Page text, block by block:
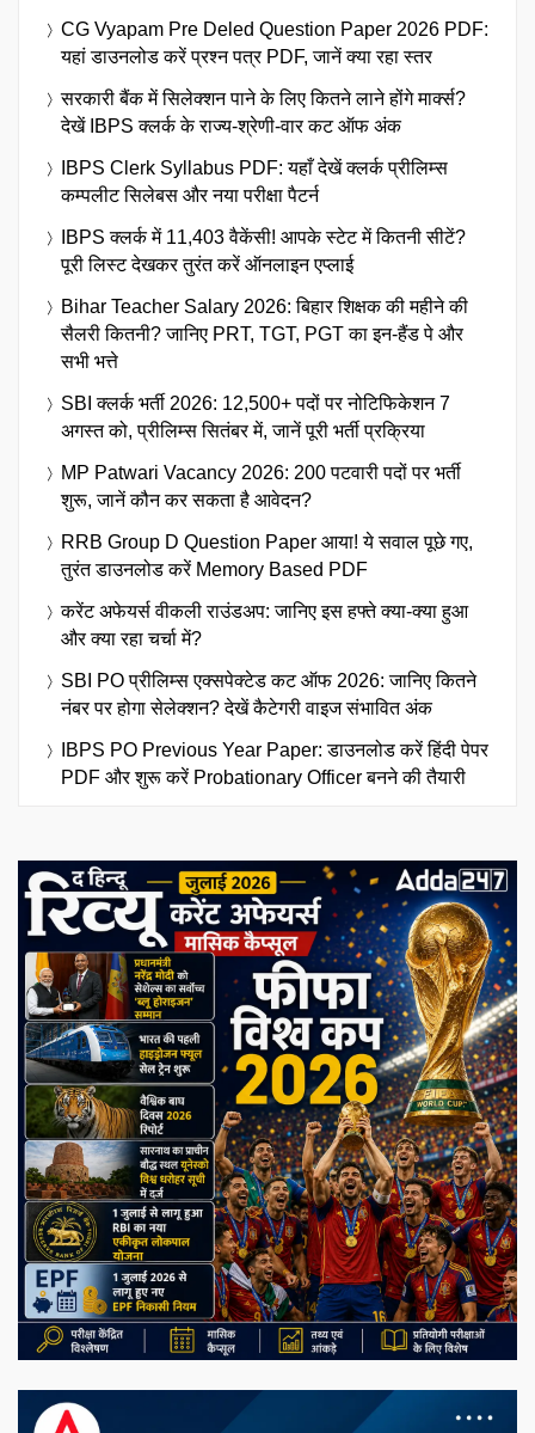
CG Vyapam Pre Deled Question Paper 2026 PDF:
यहां डाउनलोड करें प्रश्न पत्र PDF, जानें क्या रहा स्तर
सरकारी बैंक में सिलेक्शन पाने के लिए कितने लाने होंगे मार्क्स?
देखें IBPS क्लर्क के राज्य-श्रेणी-वार कट ऑफ अंक
IBPS Clerk Syllabus PDF: यहाँ देखें क्लर्क प्रीलिम्स
कम्पलीट सिलेबस और नया परीक्षा पैटर्न
IBPS क्लर्क में 11,403 वैकेंसी! आपके स्टेट में कितनी सीटें?
पूरी लिस्ट देखकर तुरंत करें ऑनलाइन एप्लाई
Bihar Teacher Salary 2026: बिहार शिक्षक की महीने की
सैलरी कितनी? जानिए PRT, TGT, PGT का इन-हैंड पे और
सभी भत्ते
SBI क्लर्क भर्ती 2026: 12,500+ पदों पर नोटिफिकेशन 7
अगस्त को, प्रीलिम्स सितंबर में, जानें पूरी भर्ती प्रक्रिया
MP Patwari Vacancy 2026: 200 पटवारी पदों पर भर्ती
शुरू, जानें कौन कर सकता है आवेदन?
RRB Group D Question Paper आया! ये सवाल पूछे गए,
तुरंत डाउनलोड करें Memory Based PDF
करेंट अफेयर्स वीकली राउंडअप: जानिए इस हफ्ते क्या-क्या हुआ
और क्या रहा चर्चा में?
SBI PO प्रीलिम्स एक्सपेक्टेड कट ऑफ 2026: जानिए कितने
नंबर पर होगा सेलेक्शन? देखें कैटेगरी वाइज संभावित अंक
IBPS PO Previous Year Paper: डाउनलोड करें हिंदी पेपर
PDF और शुरू करें Probationary Officer बनने की तैयारी